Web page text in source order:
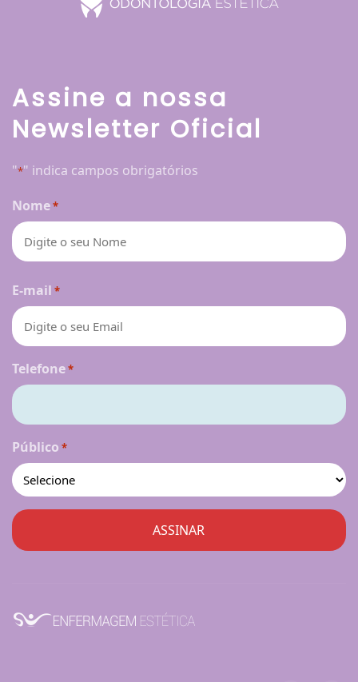
Assine a nossa
Newsletter Oficial
"*" indica campos obrigatórios
Nome*
E-mail *
Telefone*
Público *